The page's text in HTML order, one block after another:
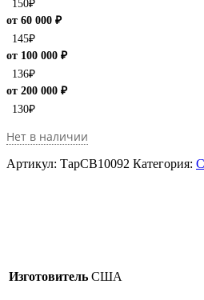
150₽
от 60 000 ₽
145₽
от 100 000 ₽
136₽
от 200 000 ₽
130₽
Нет в наличии
Артикул: ТарCB10092 Категория:
Изготовитель США